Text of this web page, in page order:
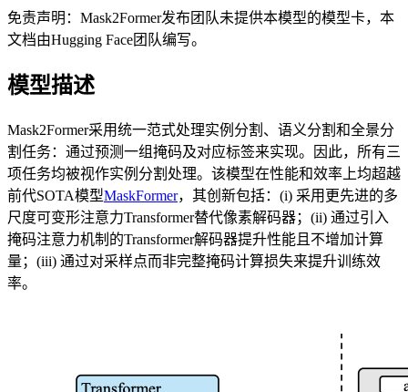
免责声明：Mask2Former发布团队未提供本模型的模型卡，本
文档由Hugging Face团队编写。
模型描述
Mask2Former采用统一范式处理实例分割、语义分割和全景分
割任务：通过预测一组掩码及对应标签来实现。因此，所有三
项任务均被视作实例分割处理。该模型在性能和效率上均超越
前代SOTA模型MaskFormer，其创新包括：(i) 采用更先进的多
尺度可变形注意力Transformer替代像素解码器；(ii) 通过引入
掩码注意力机制的Transformer解码器提升性能且不增加计算
量；(iii) 通过对采样点而非完整掩码计算损失来提升训练效
率。